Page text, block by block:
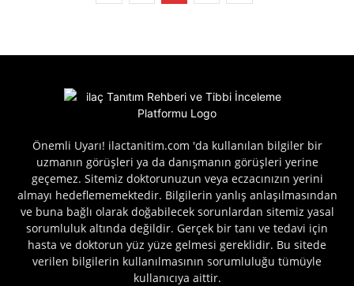
Önemli Uyarı! ilactanitim.com 'da kullanılan bilgiler bir
uzmanın görüşleri ya da danışmanın görüşleri yerine
geçemez. Sitemiz doktorunuzun veya eczacınızın yerini
almayı hedeflememektedir. Bilgilerin yanlış anlaşılmasından
ve buna bağlı olarak doğabilecek sorunlardan sitemiz yasal
sorumluluk altında değildir. Gerçek bir tanı ve tedavi için
hasta ve doktorun yüz yüze gelmesi gereklidir. Bu sitede
verilen bilgilerin kullanılmasının sorumluluğu tümüyle
kullanıcıya aittir.